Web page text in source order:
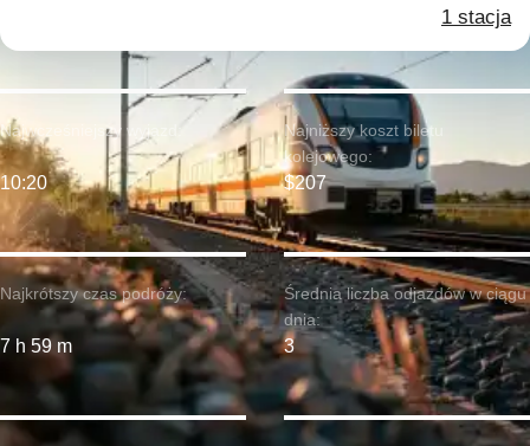
1 stacja
Najkrótszy czas podróży:
7 h 59 m
Najwcześniejszy wyjazd:
10:20
Najniższy koszt biletu
kolejowego:
$207
Średnia liczba odjazdów w ciągu
dnia:
3